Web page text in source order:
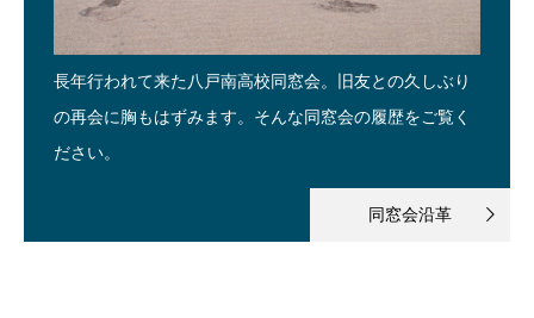
長年行われて来た八戸南高校同窓会。旧友との久しぶり
の再会に胸もはずみます。そんな同窓会の履歴をご覧く
ださい。
同窓会沿革